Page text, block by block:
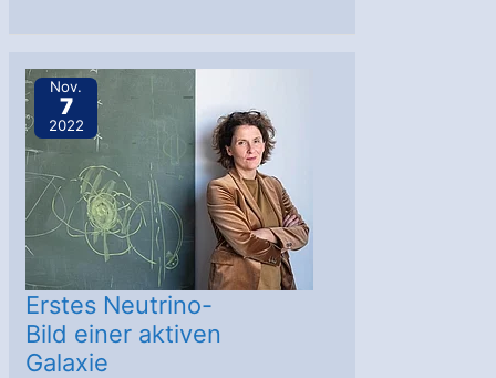
Den
Rätseln
des
Universums
auf
der
Nov.
7
2022
Erstes Neutrino-
Bild einer aktiven
Galaxie